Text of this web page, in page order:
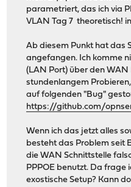
parametriert, das ich via
VLAN Tag 7 theoretisch!
Ab diesem Punkt hat das
angefangen. Ich komme
(LAN Port) über den
stundenlangem
auf folgenden "Bug"
https://github.com/
Wenn ich das jetzt alles
besteht das Problem seit
die WAN Schnittstelle
PPPOE benutzt. Da frage
exostische Setup? Kann